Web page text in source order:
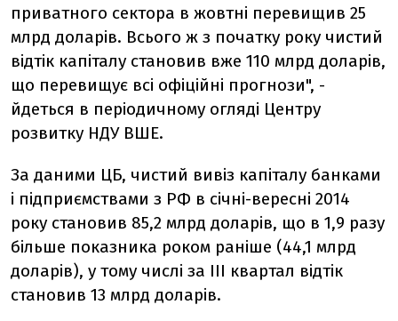
приватного сектора в жовтні перевищив 25
млрд доларів. Всього ж з початку року чистий
відтік капіталу становив вже 110 млрд доларів,
що перевищує всі офіційні прогнози", -
йдеться в періодичному огляді Центру
розвитку НДУ ВШЕ.
За даними ЦБ, чистий вивіз капіталу банками
і підприємствами з РФ в січні-вересні 2014
року становив 85,2 млрд доларів, що в 1,9 разу
більше показника роком раніше (44,1 млрд
доларів), у тому числі за III квартал відтік
становив 13 млрд доларів.